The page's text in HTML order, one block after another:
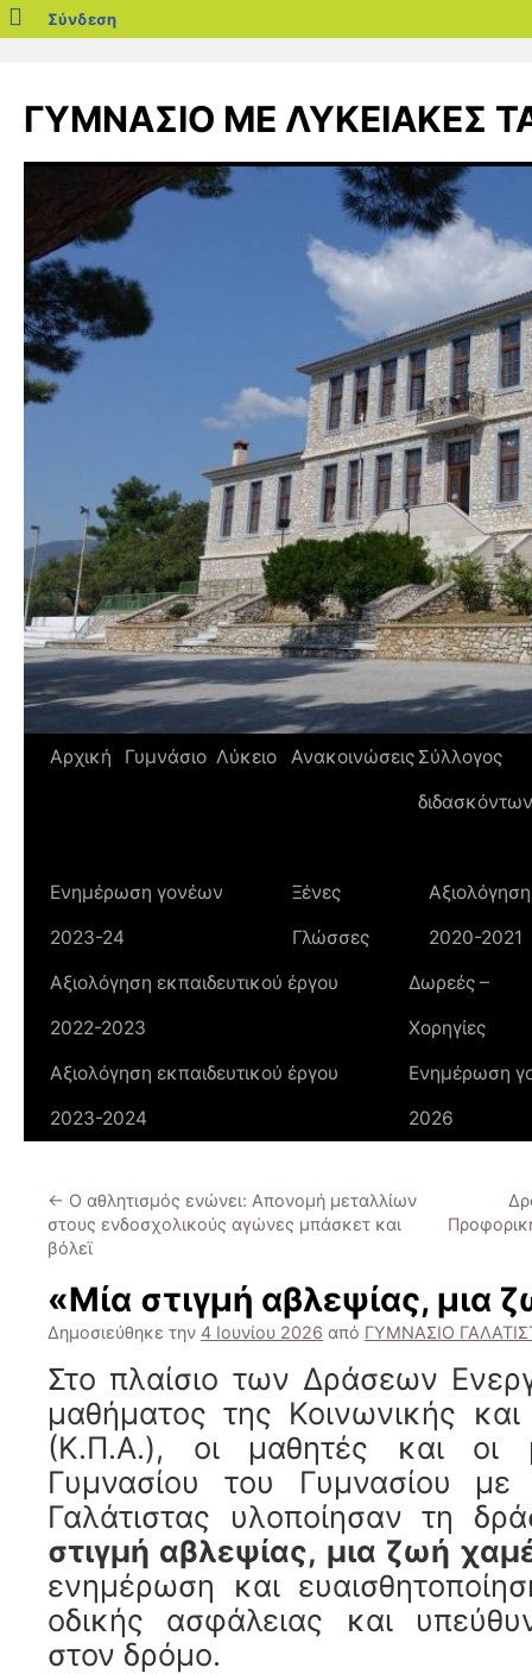
blogs.sch.gr
Σύνδεση
περιεχόμενο
ΓΥΜΝΑΣΙΟ ΜΕ ΛΥΚΕΙΑΚΕΣ
Αρχική Γυμνάσιο Λύκειο Ανακοινώσεις Σύλλογος
διδασκόντων
Ενημέρωση γονέων
2023-24
Ξένες
Γλώσσες
2020-2021
Αξιολόγηση εκπαιδευτικού έργου
2022-2023
Δωρεές –
Χορηγίες
Αξιολόγηση εκπαιδευτικού έργου
2023-2024
Ενημέρωση
2026
← Ο αθλητισμός ενώνει: Απονομή μεταλλίων
στους ενδοσχολικούς αγώνες μπάσκετ και
βόλεϊ
«Μία στιγμή αβλεψίας, μια
Δημοσιεύθηκε την 4 Ιουνίου 2026 από ΓΥΜΝΑΣΙΟ
Στο πλαίσιο των Δράσεων
μαθήματος της Κοινωνικής
(Κ.Π.Α.), οι μαθητές και οι
Γυμνασίου του Γυμνασίου με
Γαλάτιστας υλοποίησαν τη
στιγμή αβλεψίας, μια ζωή
ενημέρωση και
οδικής ασφάλειας και
στον δρόμο.